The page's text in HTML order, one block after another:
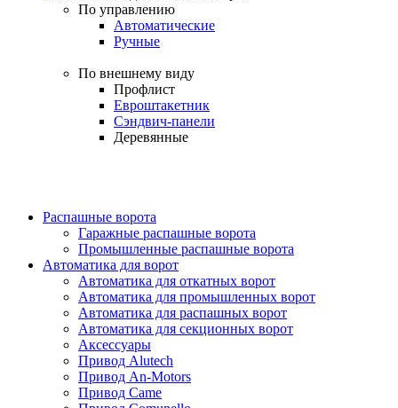
По управлению
Автоматические
Ручные
По внешнему виду
Профлист
Евроштакетник
Сэндвич-панели
Деревянные
Распашные ворота
Гаражные распашные ворота
Промышленные распашные ворота
Автоматика для ворот
Автоматика для откатных ворот
Автоматика для промышленных ворот
Автоматика для распашных ворот
Автоматика для секционных ворот
Аксессуары
Привод Alutech
Привод An-Motors
Привод Came